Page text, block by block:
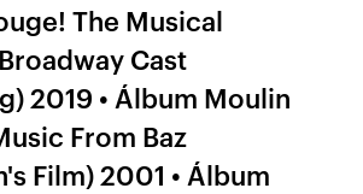
The Musical
Cast
2019 • Álbum Moulin
From Baz
Film) 2001 • Álbum